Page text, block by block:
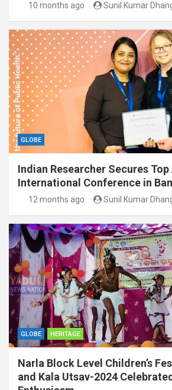
10 months ago Sunil Kumar
GLOBE
Indian Researcher Secures
International Conference in
12 months ago Sunil Kumar
GLOBE HERITAGE
Narla Block Level Children’s
and Kala Utsav-2024